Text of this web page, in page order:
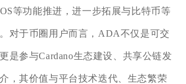
等功能推进，进一步拓展与比特币等
对于币圈用户而言，ADA不仅是可交
是参与Cardano生态建设、共享公链发
，其价值与平台技术迭代、生态繁荣